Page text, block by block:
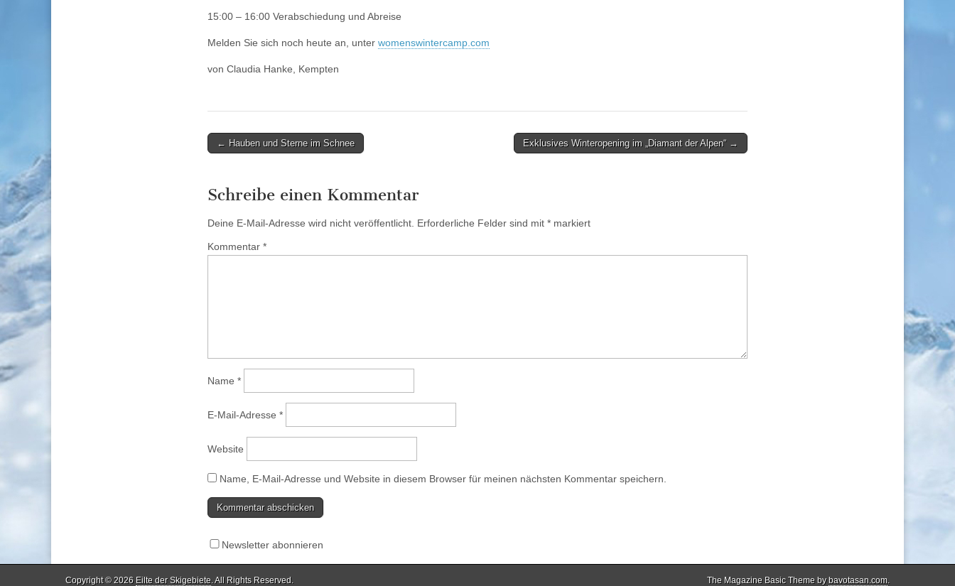
15:00 – 16:00 Verabschiedung und Abreise
Melden Sie sich noch heute an, unter womenswintercamp.com
von Claudia Hanke, Kempten
Post← Hauben und Sterne im Schnee Exklusives Winteropening im „Diamant der Alpen“ →
Schreibe einen Kommentar
Deine E-Mail-Adresse wird nicht veröffentlicht. Erforderliche Felder sind mit *markiert
Kommentar *
Name *
E-Mail-Adresse *
Website
Name, E-Mail-Adresse und Website in diesem Browser für meinen nächsten Kommentar speichern.
Newsletter abonnieren
Copyright © 2026 Eilte der Skigebiete. All Rights Reserved. The Magazine Basic Theme bybavotasan.com.